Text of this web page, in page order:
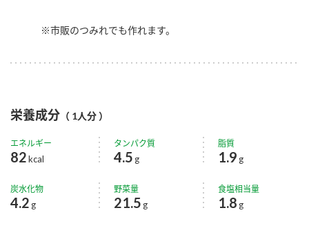
※市販のつみれでも作れます。
栄養成分 （ 1人分 ）
エネルギー
82kcal
タンパク質
4.5 g
脂質
1.9 g
炭水化物
4.2 g
野菜量
21.5 g
食塩相当量
1.8 g